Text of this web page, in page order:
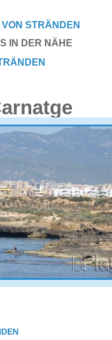
STRÄNDEN
IN DER NÄHE